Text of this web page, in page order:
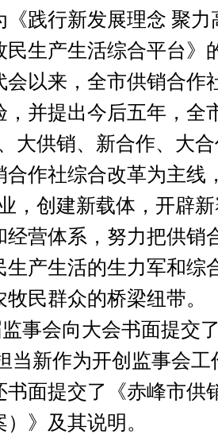
《践行新发展理念 聚
民生产生活综合平台》
会以来，全市供销合作
，并提出今后五年，全
大供销、新合作、大
合作社综合改革为主线
，创建新载体，开辟
经营体系，努力把供销
生产生活的生力军和综
民群众的桥梁纽带。
事会向大会书面提交
当新作为开创监事会
书面提交了《赤峰市供
）》及其说明。